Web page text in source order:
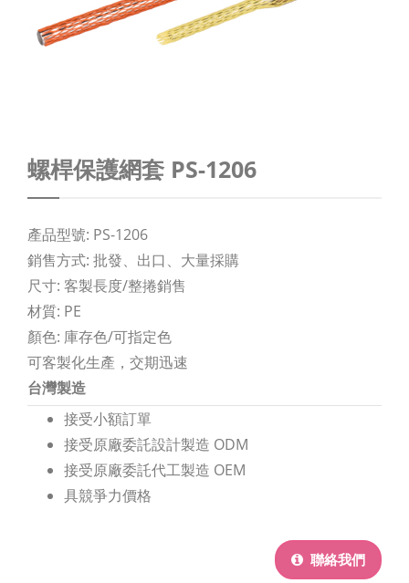
螺桿保護網套 PS-1206
產品型號: PS-1206
銷售方式: 批發、出口、大量採購
尺寸: 客製長度/整捲銷售
材質: PE
顏色: 庫存色/可指定色
可客製化生產，交期迅速
台灣製造
接受小額訂單
接受原廠委託設計製造 ODM
接受原廠委託代工製造 OEM
具競爭力價格
聯絡我們